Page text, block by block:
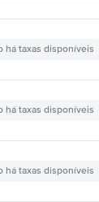
há taxas disponíveis
há taxas disponíveis
há taxas disponíveis